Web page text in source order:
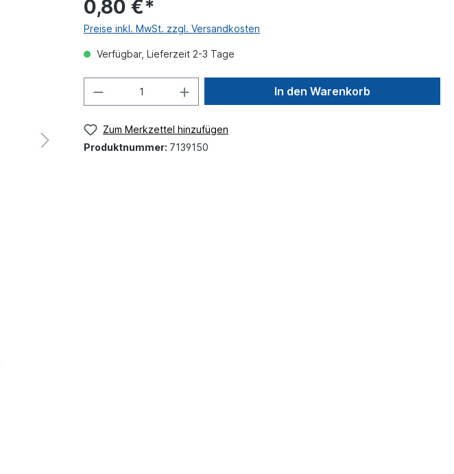
0,80 €*
Preise inkl. MwSt. zzgl. Versandkosten
Verfügbar, Lieferzeit 2-3 Tage
In den Warenkorb
Zum Merkzettel hinzufügen
Produktnummer: 7139150